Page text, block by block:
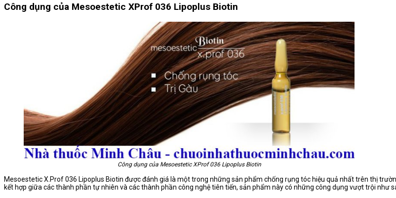
Công dụng của Mesoestetic XProf 036 Lipoplus Biotin
Công dụng của Mesoestetic XProf 036 Lipoplus Biotin
Mesoestetic X.Prof 036 Lipoplus Biotin được đánh giá là một trong những sản phẩm chống rụng tóc hiệu quả nhất trên thị
kết hợp giữa các thành phần tự nhiên và các thành phần công nghệ tiên tiến, sản phẩm này có những công dụng vượt trội như